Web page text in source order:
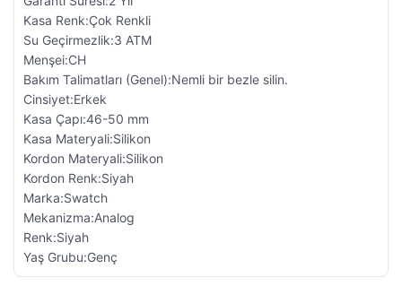
Kasa Renk:Çok Renkli
Su Geçirmezlik:3 ATM
Menşei:CH
Bakım Talimatları (Genel):Nemli bir bezle silin.
Cinsiyet:Erkek
Kasa Çapı:46-50 mm
Kasa Materyali:Silikon
Kordon Materyali:Silikon
Kordon Renk:Siyah
Marka:Swatch
Mekanizma:Analog
Renk:Siyah
Yaş Grubu:Genç